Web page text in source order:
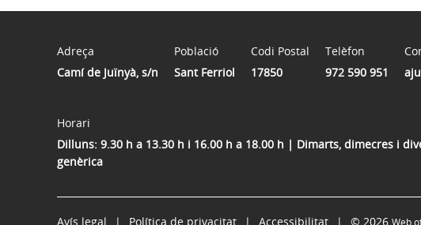
Adreça
Camí de Juïnyà, s/n
Població
Sant Ferriol
Codi Postal
17850
Telèfon
972 590 951
Horari
Dilluns: 9.30 h a 13.30 h i 16.00 h a 18.00 h | Dimarts, dimecres i
genèrica
Avís legal Política de privacitat Accessibilitat © 2026